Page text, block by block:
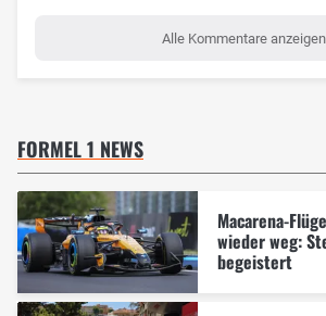
Alle Kommentare anzeigen
FORMEL 1 NEWS
Macarena-
wieder weg:
begeistert